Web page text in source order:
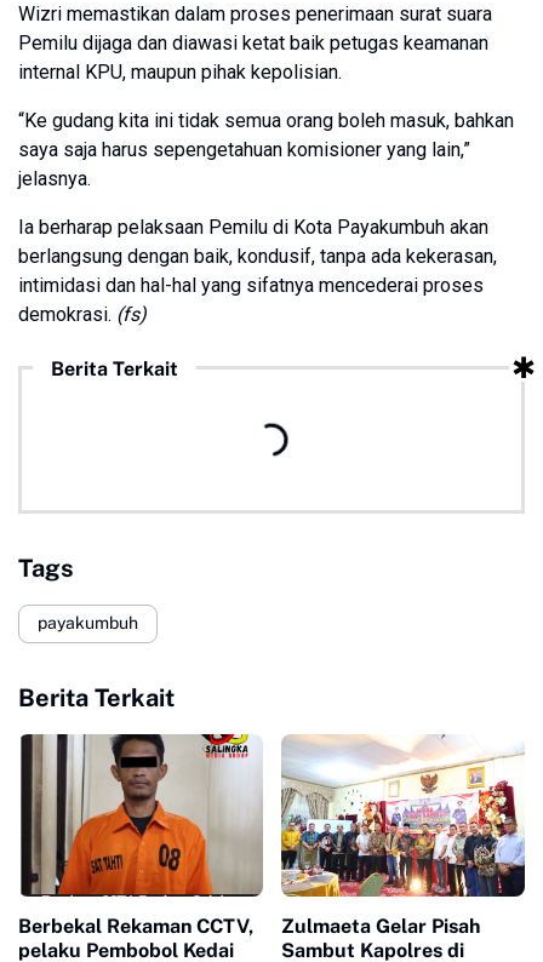
Wizri memastikan dalam proses penerimaan surat suara
Pemilu dijaga dan diawasi ketat baik petugas keamanan
internal KPU, maupun pihak kepolisian.
“Ke gudang kita ini tidak semua orang boleh masuk, bahkan
saya saja harus sepengetahuan komisioner yang lain,”
jelasnya.
Ia berharap pelaksaan Pemilu di Kota Payakumbuh akan
berlangsung dengan baik, kondusif, tanpa ada kekerasan,
intimidasi dan hal-hal yang sifatnya mencederai proses
demokrasi. (fs)
Berita Terkait
Tags
payakumbuh
Berita Terkait
Berbekal Rekaman CCTV,
pelaku Pembobol Kedai
Zulmaeta Gelar Pisah
Sambut Kapolres di